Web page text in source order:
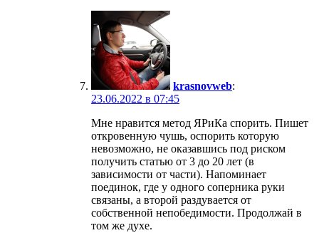
krasnovweb:
23.06.2022 в 07:45
Мне нравится метод ЯРиКа спорить. Пишет
откровенную чушь, оспорить которую
невозможно, не оказавшись под риском
получить статью от 3 до 20 лет (в
зависимости от части). Напоминает
поединок, где у одного соперника руки
связаны, а второй раздувается от
собственной непобедимости. Продолжай в
том же духе.